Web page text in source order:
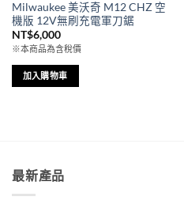
Milwaukee 美沃奇 M12 CHZ 空
機版 12V無刷充電軍刀鋸
NT$6,000
※本商品為含稅價
加入購物車
最新產品